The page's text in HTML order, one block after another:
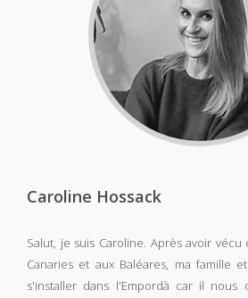
Caroline Hossack
Salut, je suis Caroline. Après avoir
Canaries et aux Baléares, ma famille
s'installer dans l'Empordà car il nous